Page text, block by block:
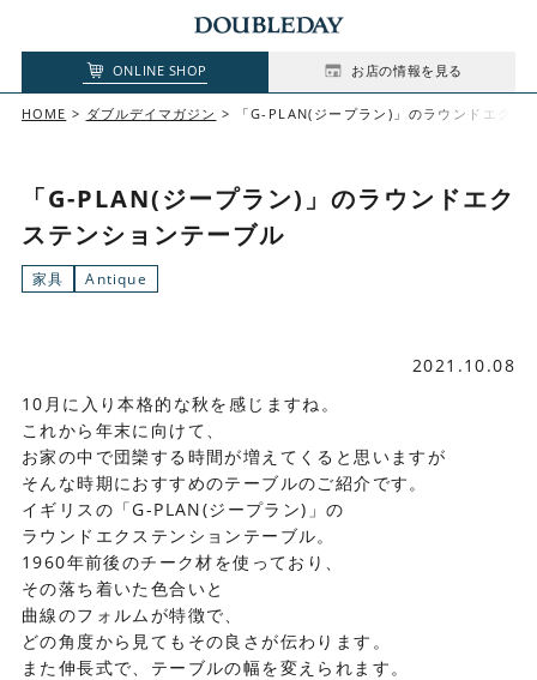
ONLINE SHOP お店の情報を見る
HOME ダブルデイマガジン 「G-PLAN(ジープラン)」のラウンドエクス
「G-PLAN(ジープラン)」のラウンドエク
ステンションテーブル
家具 Antique
2021.10.08
10月に入り本格的な秋を感じますね。
これから年末に向けて、
お家の中で団欒する時間が増えてくると思いますが
そんな時期におすすめのテーブルのご紹介です。
イギリスの「G-PLAN(ジープラン)」の
ラウンドエクステンションテーブル。
1960年前後のチーク材を使っており、
その落ち着いた色合いと
曲線のフォルムが特徴で、
どの角度から見てもその良さが伝わります。
また伸長式で、テーブルの幅を変えられます。